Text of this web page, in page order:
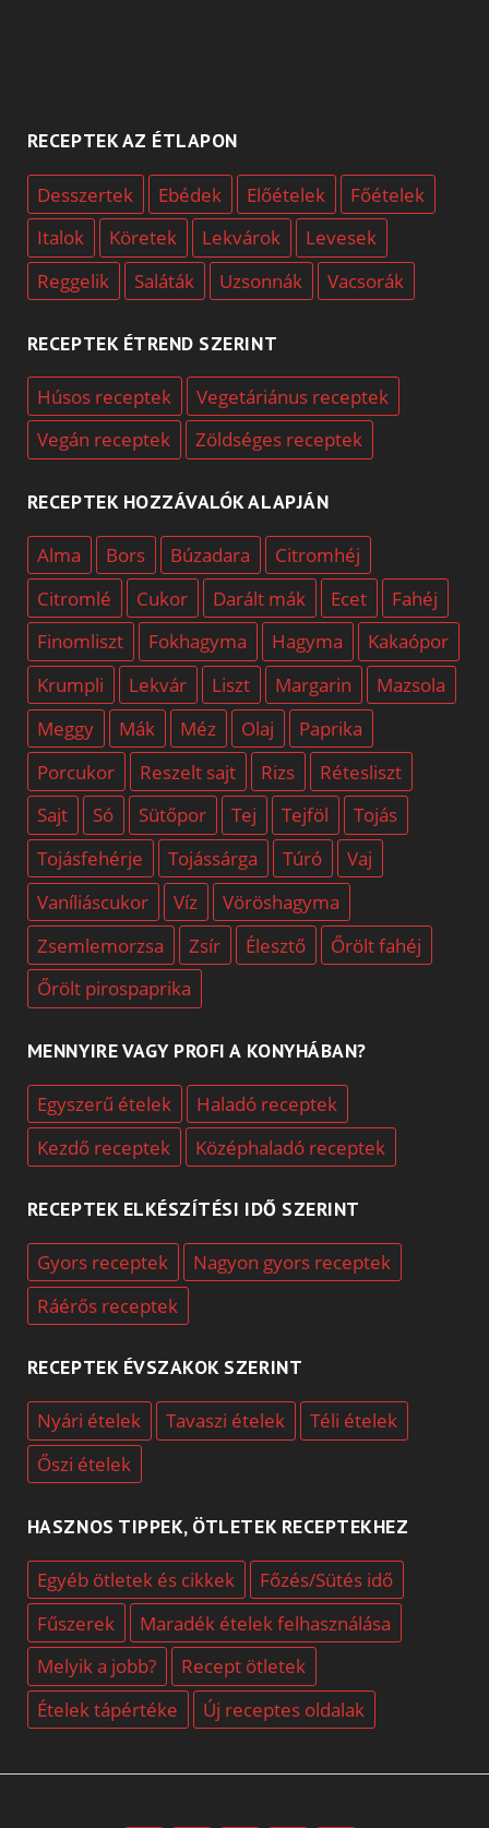
RECEPTEK AZ ÉTLAPON
Desszertek Ebédek Előételek
Főételek
Italok
Köretek Lekvárok
Levesek
Reggelik
Saláták Uzsonnák Vacsorák
RECEPTEK ÉTREND SZERINT
Húsos receptek
Vegetáriánus receptek
Vegán receptek
Zöldséges receptek
RECEPTEK HOZZÁVALÓK ALAPJÁN
Alma Bors Búzadara
Citromhéj
Citromlé
Cukor Darált mák Ecet
Fahéj
Finomliszt
Fokhagyma Hagyma
Kakaópor
Krumpli
Lekvár Liszt Margarin
Mazsola
Meggy
Mák Méz Olaj
Paprika
Porcukor
Reszelt sajt Rizs
Rétesliszt
Sajt
Só Sütőpor Tej Tejföl
Tojás
Tojásfehérje
Tojássárga Túró
Vaj
Vaníliáscukor
Víz
Vöröshagyma
Zsemlemorzsa
Zsír Élesztő
Őrölt fahéj
Őrölt pirospaprika
MENNYIRE VAGY PROFI A KONYHÁBAN?
Egyszerű ételek
Haladó receptek
Kezdő receptek
Középhaladó receptek
RECEPTEK ELKÉSZÍTÉSI IDŐ SZERINT
Gyors receptek
Nagyon gyors receptek
Ráérős receptek
RECEPTEK ÉVSZAKOK SZERINT
Nyári ételek Tavaszi ételek
Téli ételek
Őszi ételek
HASZNOS TIPPEK, ÖTLETEK RECEPTEKHEZ
Egyéb ötletek és cikkek
Főzés/Sütés idő
Fűszerek
Maradék ételek felhasználása
Melyik a jobb?
Recept ötletek
Ételek tápértéke
Új receptes oldalak